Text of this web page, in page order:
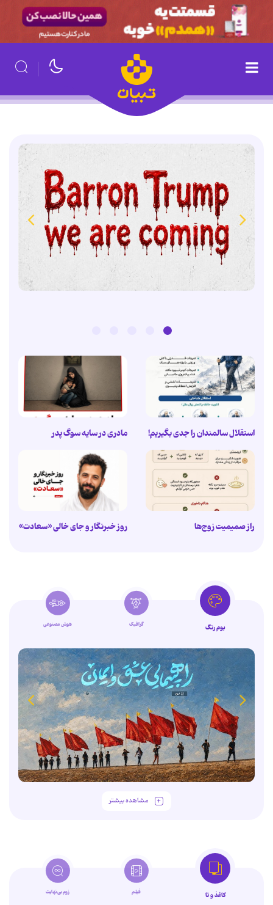
استقلال سالمندان را جدی بگیریم! مادری در سایه سوگ پدر
راز صمیمیت زوج‌ها روز خبرنگار و جای خالی «سعادت»
بوم رنگ گرافیک هوش مصنوعی
مشاهده بیشتر
کاغذ و تا فیلم زوم‌بی‌نهایت